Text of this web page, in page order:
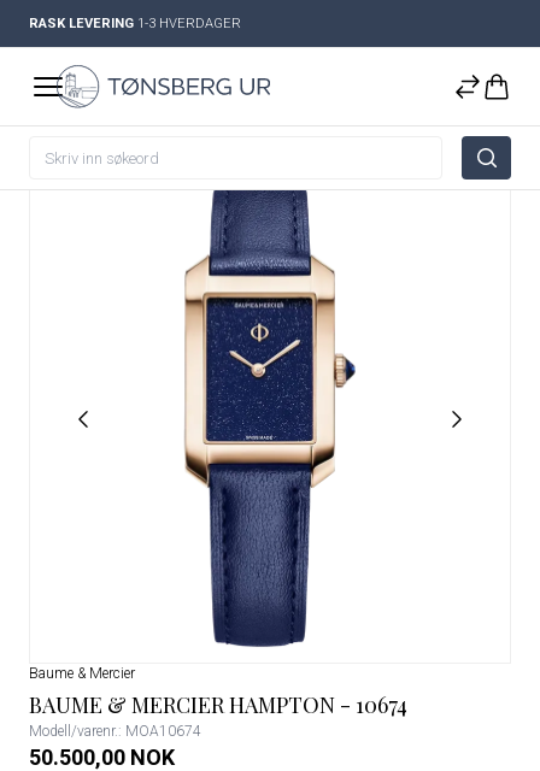
RASK LEVERING 1-3 HVERDAGER
Baume & Mercier
BAUME & MERCIER HAMPTON - 10674
Modell/varenr.: MOA10674
50.500,00 NOK